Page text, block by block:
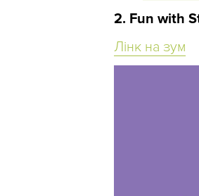
2. Fun with
Лінк на зум